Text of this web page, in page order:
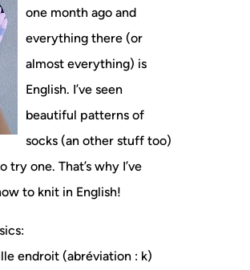
one month ago and
everything there (or
almost everything) is
English. I’ve seen
beautiful patterns of
socks (an other stuff too)
try one. That’s why I’ve
to knit in English!
endroit (abréviation : k)